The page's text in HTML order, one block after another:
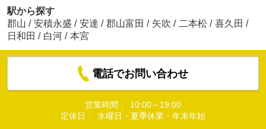
駅から探す
郡山 / 安積永盛 / 安達 / 郡山富田 / 矢吹 / 二本松 / 喜久田 /
日和田 / 白河 / 本宮
電話でお問い合わせ
営業時間：
10:00～19:00
定休日：
水曜日・夏季休業・年末年始